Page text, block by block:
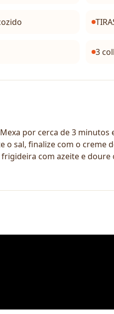
3
por cerca de 3
sal, finalize com o creme
frigideira com azeite e